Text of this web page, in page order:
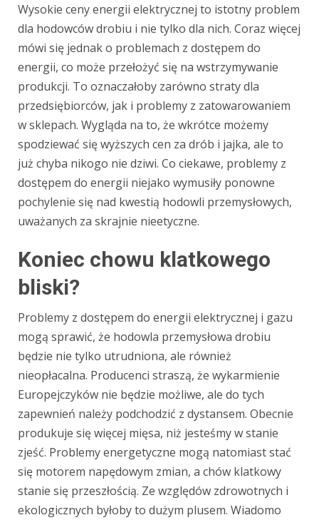
Wysokie ceny energii elektrycznej to istotny problem
dla hodowców drobiu i nie tylko dla nich. Coraz więcej
mówi się jednak o problemach z dostępem do
energii, co może przełożyć się na wstrzymywanie
produkcji. To oznaczałoby zarówno straty dla
przedsiębiorców, jak i problemy z zatowarowaniem
w sklepach. Wygląda na to, że wkrótce możemy
spodziewać się wyższych cen za drób i jajka, ale to
już chyba nikogo nie dziwi. Co ciekawe, problemy z
dostępem do energii niejako wymusiły ponowne
pochylenie się nad kwestią hodowli przemysłowych,
uważanych za skrajnie nieetyczne.
Koniec chowu klatkowego
bliski?
Problemy z dostępem do energii elektrycznej i gazu
mogą sprawić, że hodowla przemysłowa drobiu
będzie nie tylko utrudniona, ale również
nieopłacalna. Producenci straszą, że wykarmienie
Europejczyków nie będzie możliwe, ale do tych
zapewnień należy podchodzić z dystansem. Obecnie
produkuje się więcej mięsa, niż jesteśmy w stanie
zjeść. Problemy energetyczne mogą natomiast stać
się motorem napędowym zmian, a chów klatkowy
stanie się przeszłością. Ze względów zdrowotnych i
ekologicznych byłoby to dużym plusem. Wiadomo